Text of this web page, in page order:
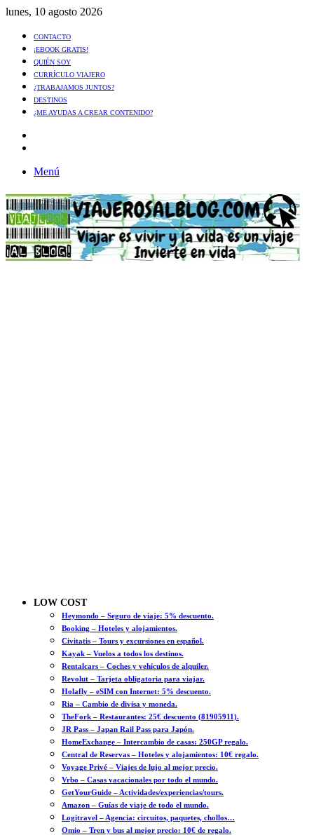
lunes, 10 agosto 2026
CONTACTO
¡EBOOK GRATIS!
QUIÉN SOY
CURRÍCULO VIAJERO
¿TRABAJAMOS JUNTOS?
DESTINOS
¿ME AYUDAS A CREAR CONTENIDO?
Menú
LOW COST
Heymondo – Seguro de viaje: 5% descuento.
Booking – Hoteles y alojamientos.
Civitatis – Tours y excursiones en español.
Kayak – Vuelos a todos los destinos.
Rentalcars – Coches y vehículos de alquiler.
Revolut – Tarjeta obligatoria para viajar.
Holafly – eSIM con Internet: 5% descuento.
Ria – Cambio de divisa y moneda.
TheFork – Restaurantes: 25€ descuento (81905911).
JR Pass – Japan Rail Pass para Japón.
HomeExchange – Intercambio de casas: 250GP regalo.
Central de Reservas – Hoteles y alojamientos: 10€ regalo.
Voyage Privé – Viajes de lujo al mejor precio.
Vrbo – Casas vacacionales por todo el mundo.
GetYourGuide – Actividades/experiencias/tours.
Amazon – Guías de viaje de todo el mundo.
Logitravel – Agencia: circuitos, paquetes, chollos…
Omio – Tren y bus al mejor precio: 10€ de regalo.